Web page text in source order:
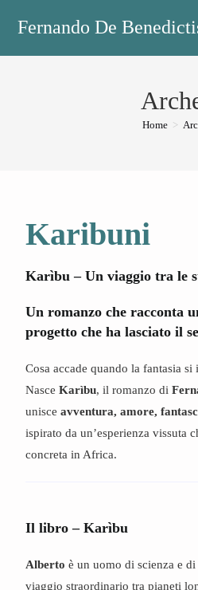
Fernando De
Home >
Karibuni
Karìbu – Un viaggio tra le
Un romanzo che racconta
progetto che ha lasciato il
Cosa accade quando la fantasia si
NasceKarìbu, il romanzo di
unisceavventura, amore,
ispirato da un’esperienza vissuta
concreta in Africa.
Il libro – Karìbu
Alberto è un uomo di scienza e
viaggio straordinario tra pianeti